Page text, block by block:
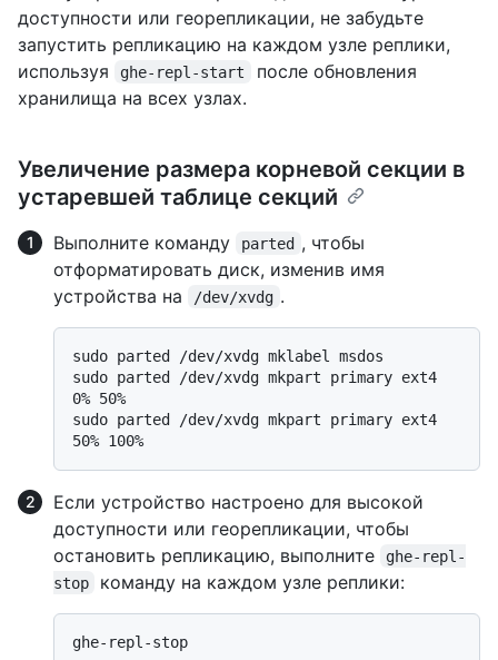
доступности или георепликации, не забудьте
запустить репликацию на каждом узле реплики,
используя
ghe-repl-start
после обновления
хранилища на всех узлах.
Увеличение размера корневой секции в
устаревшей таблице секций
Выполните команду parted , чтобы
отформатировать диск, изменив имя
устройства на
/dev/xvdg .
sudo parted /dev/xvdg mklabel msdos
sudo parted /dev/xvdg mkpart primary ext4
0% 50%
sudo parted /dev/xvdg mkpart primary ext4
Если устройство настроено для высокой
доступности или георепликации, чтобы
остановить репликацию, выполните
ghe-repl-
stop
команду на каждом узле реплики: